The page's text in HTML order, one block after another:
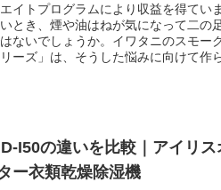
イトプログラムにより収益を得てい
とき、煙や油はねが気になって二の
ないでしょうか。イワタニのスモー
ーズ」は、そうした悩みに向けて作
I50の違いを比較｜アイリス
ー衣類乾燥除湿機